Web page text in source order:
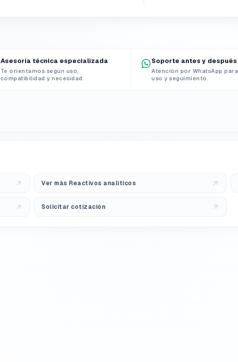
Asesoría técnica especializada
Te orientamos según uso,
compatibilidad y necesidad.
Soporte antes y después
Atención por WhatsApp
uso y seguimiento.
Ver más Reactivos analíticos
Solicitar cotización